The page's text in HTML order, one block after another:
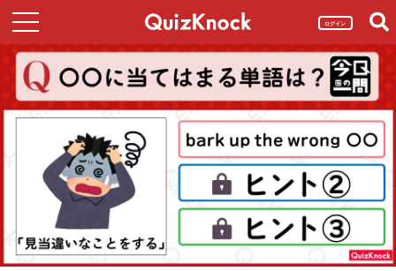
ログイン